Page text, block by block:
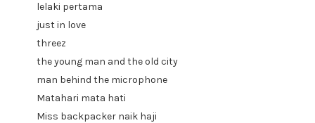
lelaki pertama
just in love
threez
the young man and the old city
man behind the microphone
Matahari mata hati
Miss backpacker naik haji